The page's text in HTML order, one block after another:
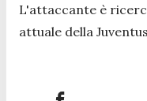
L'attaccante è
attuale della